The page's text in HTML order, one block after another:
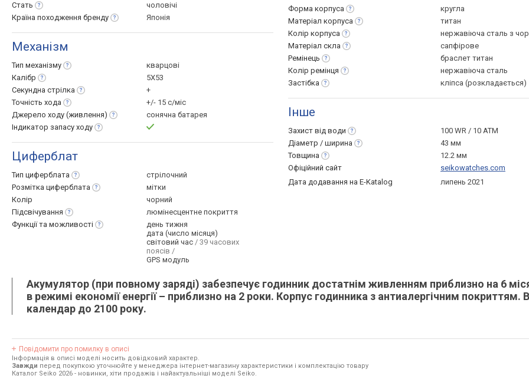
Стать
чоловічі
Країна походження бренду Японія
Механізм
Тип механізму
кварцові
Калібр
5X53
Секундна стрілка
+
Точність хода
+/- 15 с/міс
Джерело ходу (живлення)
сонячна батарея
Індикатор запасу ходу
Циферблат
Тип циферблата
стрілочний
Розмітка циферблата
мітки
Колір
чорний
Підсвічування
люмінесцентне покриття
Функції та можливості
день тижня
дата (число місяця)
світовий час / 39 часових
поясів /
GPS модуль
Форма корпуса
кругла
Матеріал корпуса
титан
Колір корпуса
нержавіюча сталь з
Матеріал скла
сапфірове
Ремінець
браслет титан
Колір ремінця
нержавіюча сталь
Застібка
кліпса (розкладається)
Інше
Захист від води
100 WR / 10 ATM
Діаметр / ширина
43 мм
Товщина
12.2 мм
Офіційний сайт
seikowatches.com
Дата додавання на E-Katalog
липень 2021
Акумулятор (при повному заряді) забезпечує годинник достатнім живленням приблизно на 6
в режимі економії енергії – приблизно на 2 роки. Корпус годинника з антиалергічним покриттям.
календар до 2100 року.
Повідомити про помилку в описі
Інформація в описі моделі носить довідковий характер.
Завжди перед покупкою уточнюйте у менеджера інтернет-магазину характеристики і комплектацію товару
Каталог Seiko 2026 - новинки, хіти продажів і найактуальніші моделі Seiko.